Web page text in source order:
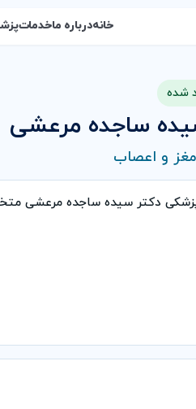
خانهدرباره ماخدمات
شده
ساجده مرعشی
و اعصاب
پزشکی دكتر سیده ساجده مرعشی